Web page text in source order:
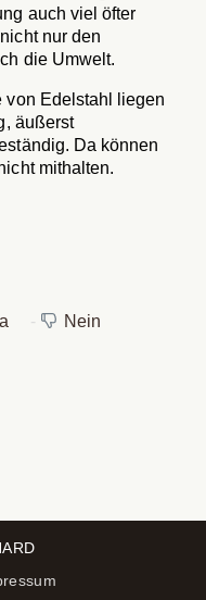
auch viel öfter
nur den
die Umwelt.
von Edelstahl liegen
äußerst
Da können
mithalten.
Nein